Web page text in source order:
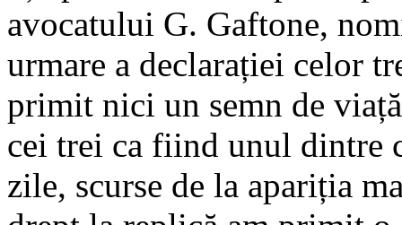
avocatului G. Gaftone,
urmare a declarației celor
primit nici un semn de
cei trei ca fiind unul dintre
zile, scurse de la apariția